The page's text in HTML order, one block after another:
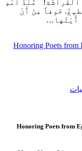
الفَراشَة! ُ مُنْذُ أَمَدِِ
خَوفاً مِنْ ٲَنَ
ٲَيَتُها…
Honoring Poets from